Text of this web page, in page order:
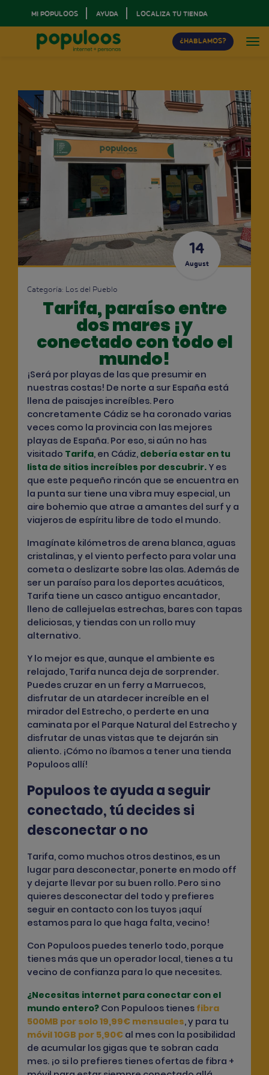
MI POPULOOS AYUDA LOCALIZA TU TIENDA
¿HABLAMOS?
14
August
Categoría: Los del Pueblo
Tarifa, paraíso entre
dos mares ¡y
conectado con todo el
mundo!
¡Será por playas de las que presumir en
nuestras costas! De norte a sur España está
llena de paisajes increíbles. Pero
concretamente Cádiz se ha coronado varias
veces como la provincia con las mejores
playas de España. Por eso, si aún no has
visitado Tarifa, en Cádiz, debería estar en tu
lista de sitios increíbles por descubrir. Y es
que este pequeño rincón que se encuentra en
la punta sur tiene una vibra muy especial, un
aire bohemio que atrae a amantes del surf y a
viajeros de espíritu libre de todo el mundo.
Imagínate kilómetros de arena blanca, aguas
cristalinas, y el viento perfecto para volar una
cometa o deslizarte sobre las olas. Además de
ser un paraíso para los deportes acuáticos,
Tarifa tiene un casco antiguo encantador,
lleno de callejuelas estrechas, bares con tapas
deliciosas, y tiendas con un rollo muy
alternativo.
Y lo mejor es que, aunque el ambiente es
relajado, Tarifa nunca deja de sorprender.
Puedes cruzar en un ferry a Marruecos,
disfrutar de un atardecer increíble en el
mirador del Estrecho, o perderte en una
caminata por el Parque Natural del Estrecho y
disfrutar de unas vistas que te dejarán sin
aliento. ¡Cómo no íbamos a tener una tienda
Populoos allí!
Populoos te ayuda a seguir
conectado, tú decides si
desconectar o no
Tarifa, como muchos otros destinos, es un
lugar para desconectar, ponerte en modo off
y dejarte llevar por su buen rollo. Pero si no
quieres desconectar del todo y prefieres
seguir en contacto con los tuyos ¡aquí
estamos para lo que haga falta, vecino!
Con Populoos puedes tenerlo todo, porque
tienes más que un operador local, tienes a tu
vecino de confianza para lo que necesites.
¿Necesitas internet para conectar con el
mundo entero? Con Populoos tienes fibra
500MB por solo 19,99€ mensuales, y para tu
móvil 10GB por 5,90€ al mes con la posibilidad
de acumular los gigas que te sobran cada
mes. ¡o si lo prefieres tienes ofertas de fibra +